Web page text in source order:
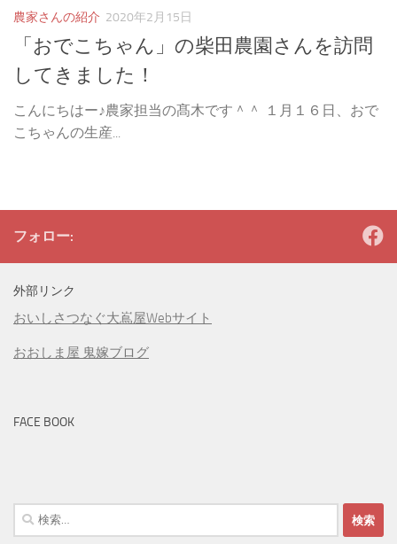
農家さんの紹介 2020年2月15日
「おでこちゃん」の柴田農園さんを訪問
してきました！
こんにちはー♪農家担当の髙木です＾＾ １月１６日、おで
こちゃんの生産...
フォロー:
外部リンク
おいしさつなぐ大嶌屋Webサイト
おおしま屋 鬼嫁ブログ
FACE BOOK
検
索: